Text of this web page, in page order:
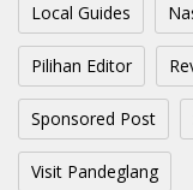
Local Guides
Pilihan Editor
Sponsored Post
Visit Pandeglang